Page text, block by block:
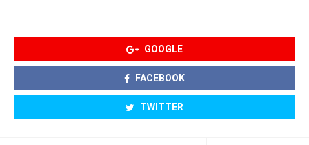
GOOGLE
FACEBOOK
TWITTER